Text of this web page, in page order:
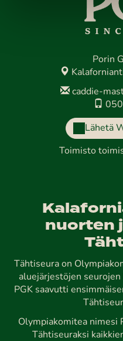
Porin
caddie-
Lähetä
Toimisto
nuorten
Tähtiseura on
aluejärjestöjen
PGK saavutti
Olympiakomitea nimesi
Tähtiseuraksi